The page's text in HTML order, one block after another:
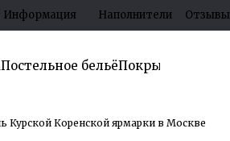
Информация Наполнители Отзывы
Постельное бельёПокрывала
Курской Коренской ярмарки в Москве